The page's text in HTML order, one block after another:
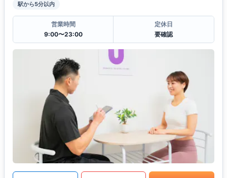
駅から5分以内
営業時間
9:00〜23:00
定休日
要確認